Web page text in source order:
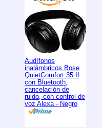
Audífonos
inalámbricos Bose
QuietComfort 35 II
con Bluetooth,
cancelación de
ruido, con control de
voz Alexa - Negro